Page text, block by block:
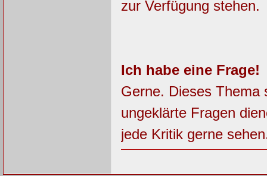
zur Verfügung stehen.
Ich habe eine Frage!
Gerne. Dieses Thema
ungeklärte Fragen
jede Kritik gerne